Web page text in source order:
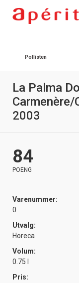
Pollisten
La Palma
Carmenère/
2003
84
POENG
Varenummer:
0
Utvalg:
Horeca
Volum:
0.75 l
Pris: